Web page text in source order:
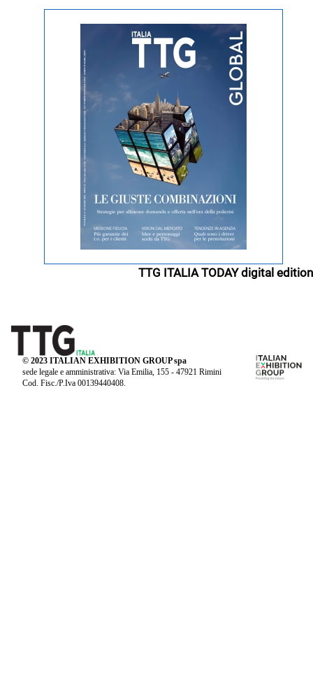
TTG ITALIA TODAY digital edition
© 2023 ITALIAN EXHIBITION GROUP spa
sede legale e amministrativa: Via Emilia, 155 - 47921 Rimini
Cod. Fisc./P.Iva 00139440408.